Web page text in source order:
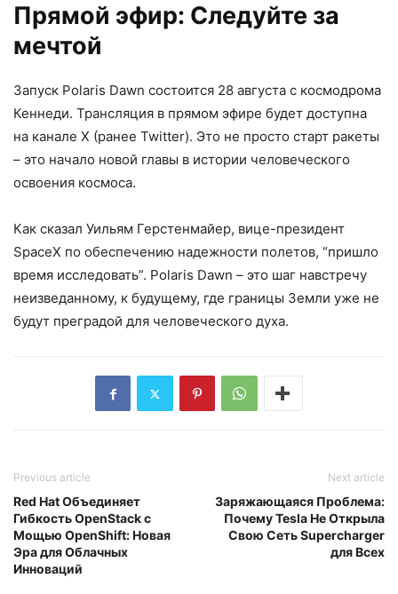
Прямой эфир: Следуйте за
мечтой
Запуск Polaris Dawn состоится 28 августа с космодрома
Кеннеди. Трансляция в прямом эфире будет доступна
на канале X (ранее Twitter). Это не просто старт ракеты
– это начало новой главы в истории человеческого
освоения космоса.
Как сказал Уильям Герстенмайер, вице-президент
SpaceX по обеспечению надежности полетов, “пришло
время исследовать”. Polaris Dawn – это шаг навстречу
неизведанному, к будущему, где границы Земли уже не
будут преградой для человеческого духа.
Previous article
Red Hat Объединяет
Гибкость OpenStack с
Мощью OpenShift: Новая
Эра для Облачных
Инноваций
Next article
Заряжающаяся Проблема:
Почему Tesla Не Открыла
Свою Сеть Supercharger
для Всех